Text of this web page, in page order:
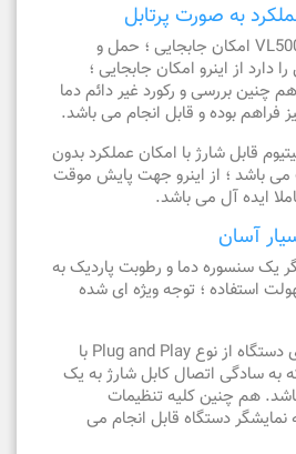
به صورت پرتابل
دیتالاگر هوشمند VL500-1TH امکان جابجایی ؛ حمل و
دارد از اینرو امکان جابجایی ؛
چنین بررسی و رکورد غیر دائم دما
فراهم بوده و قابل انجام می باشد.
قابل شارژ با امکان عملکرد بدون
14 ساعت می باشد ؛ از اینرو جهت پایش موقت
ایده آل می باشد.
آسان
یک سنسوره دما و رطوبت پاردیک به
استفاده ؛ توجه ویژه ای شده
بر این اساس سنسورهای دستگاه از نوع Plug and Play با
به سادگی اتصال کابل شارژ به یک
هم چنین کلیه تنظیمات
دستگاه قابل انجام می